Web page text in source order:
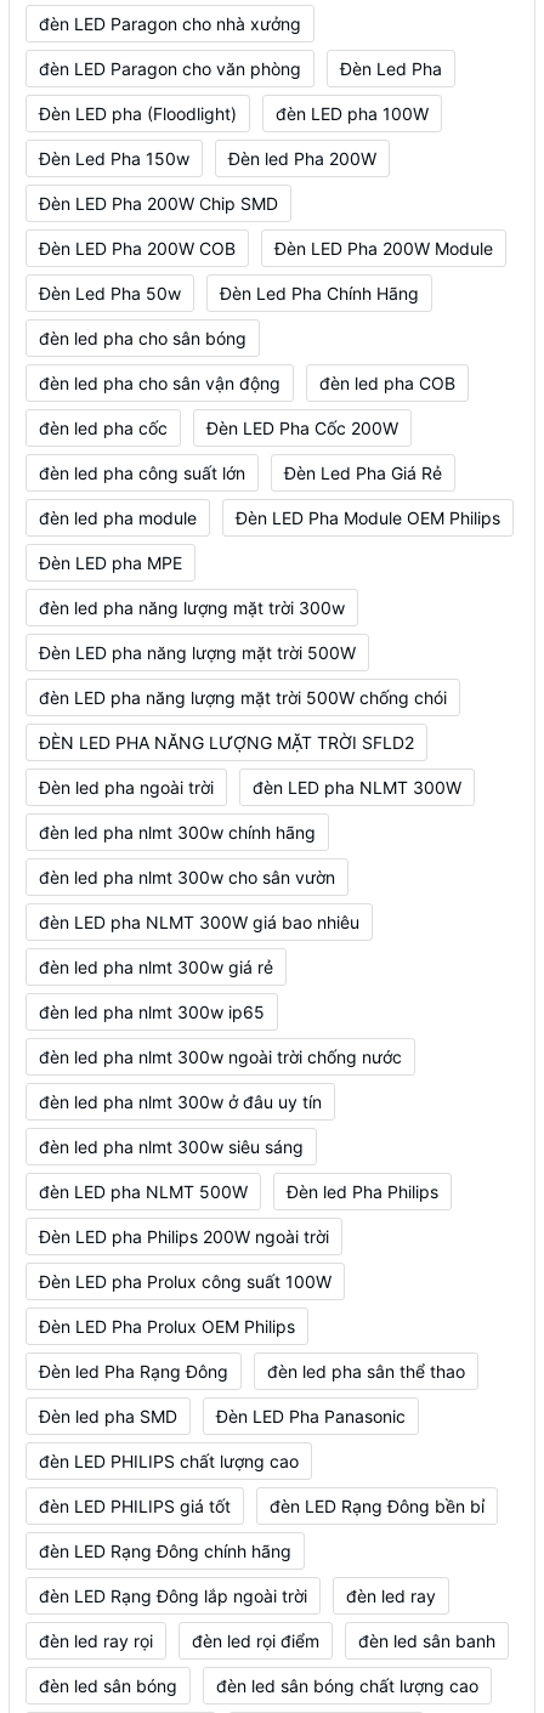
đèn LED Paragon cho nhà xưởng
đèn LED Paragon cho văn phòng Đèn Led Pha
Đèn LED pha (Floodlight) đèn LED pha 100W
Đèn Led Pha 150w Đèn led Pha 200W
Đèn LED Pha 200W Chip SMD
Đèn LED Pha 200W COB Đèn LED Pha 200W Module
Đèn Led Pha 50w Đèn Led Pha Chính Hãng
đèn led pha cho sân bóng
đèn led pha cho sân vận động đèn led pha COB
đèn led pha cốc Đèn LED Pha Cốc 200W
đèn led pha công suất lớn Đèn Led Pha Giá Rẻ
đèn led pha module Đèn LED Pha Module OEM Philips
Đèn LED pha MPE
đèn led pha năng lượng mặt trời 300w
Đèn LED pha năng lượng mặt trời 500W
đèn LED pha năng lượng mặt trời 500W chống chói
ĐÈN LED PHA NĂNG LƯỢNG MẶT TRỜI SFLD2
Đèn led pha ngoài trời đèn LED pha NLMT 300W
đèn led pha nlmt 300w chính hãng
đèn led pha nlmt 300w cho sân vườn
đèn LED pha NLMT 300W giá bao nhiêu
đèn led pha nlmt 300w giá rẻ
đèn led pha nlmt 300w ip65
đèn led pha nlmt 300w ngoài trời chống nước
đèn led pha nlmt 300w ở đâu uy tín
đèn led pha nlmt 300w siêu sáng
đèn LED pha NLMT 500W Đèn led Pha Philips
Đèn LED pha Philips 200W ngoài trời
Đèn LED pha Prolux công suất 100W
Đèn LED Pha Prolux OEM Philips
Đèn led Pha Rạng Đông đèn led pha sân thể thao
Đèn led pha SMD Đèn LED Pha Panasonic
đèn LED PHILIPS chất lượng cao
đèn LED PHILIPS giá tốt đèn LED Rạng Đông bền bỉ
đèn LED Rạng Đông chính hãng
đèn LED Rạng Đông lắp ngoài trời đèn led ray
đèn led ray rọi đèn led rọi điểm đèn led sân banh
đèn led sân bóng đèn led sân bóng chất lượng cao